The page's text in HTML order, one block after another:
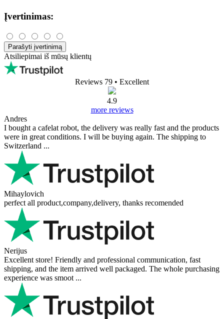
Įvertinimas:
Parašyti įvertinimą
Atsiliepimai iš mūsų klientų
Reviews 79 • Excellent
4.9
more reviews
Andres
I bought a cafelat robot, the delivery was really fast and the products
were in great conditions. I will be buying again. The shipping to
Switzerland ...
Mihaylovich
perfect all product,company,delivery, thanks recomended
Nerijus
Excellent store! Friendly and professional communication, fast
shipping, and the item arrived well packaged. The whole purchasing
experience was smoot ...